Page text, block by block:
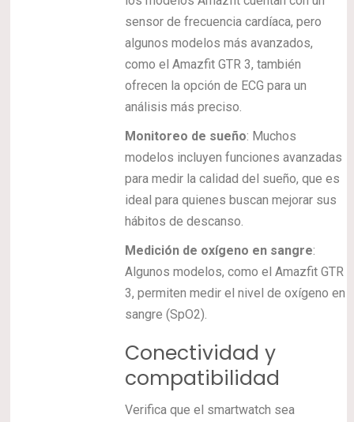
sensor de frecuencia cardíaca, pero
algunos modelos más avanzados,
como el Amazfit GTR 3, también
ofrecen la opción de ECG para un
análisis más preciso.
Monitoreo de sueño: Muchos
modelos incluyen funciones avanzadas
para medir la calidad del sueño, que es
ideal para quienes buscan mejorar sus
hábitos de descanso.
Medición de oxígeno en sangre:
Algunos modelos, como el Amazfit GTR
3, permiten medir el nivel de oxígeno en
sangre (SpO2).
Conectividad y
compatibilidad
Verifica que el smartwatch sea